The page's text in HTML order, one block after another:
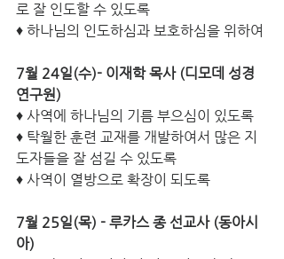
로 잘 인도할 수 있도록
♦ 하나님의 인도하심과 보호하심을 위하여
7월 24일(수)- 이재학 목사 (디모데 성경
연구원)
♦ 사역에 하나님의 기름 부으심이 있도록
♦ 탁월한 훈련 교재를 개발하여서 많은 지
도자들을 잘 섬길 수 있도록
♦ 사역이 열방으로 확장이 되도록
7월 25일(목) - 루카스 종 선교사 (동아시
아)